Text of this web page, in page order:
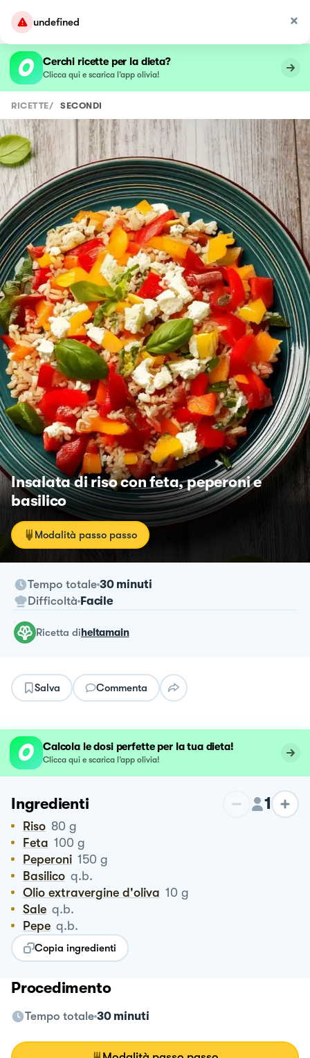
undefined
Cerchi ricette per la dieta?
Clicca qui e scarica l’app olivia!
RICETTE/ SECONDI
Insalata di riso con feta, peperoni e
basilico
Modalità passo passo
Tempo totale 30 minuti
Difficoltà Facile
ricetta diheltamain
Salva Commenta
Calcola le dosi perfette per la tua dieta!
Clicca qui e scarica l’app olivia!
Ingredienti 1
Riso 80 g
Feta 100 g
Peperoni 150 g
Basilico q.b.
Olio extravergine d'oliva 10 g
Sale q.b.
Pepe q.b.
Copia ingredienti
Procedimento
Tempo totale 30 minuti